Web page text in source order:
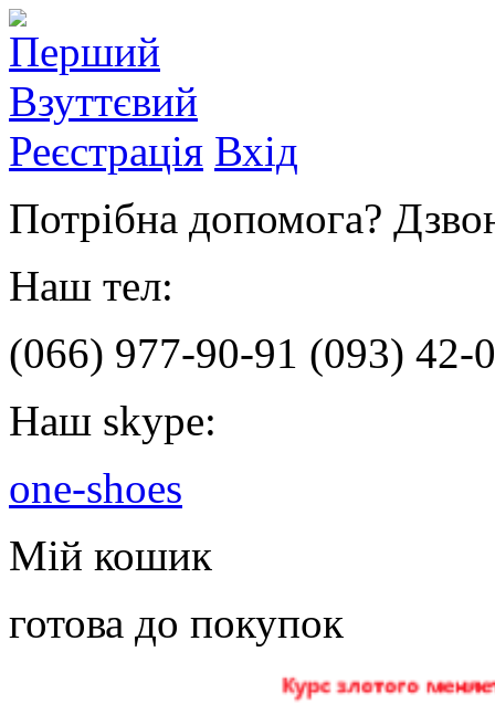
Реєстрація Вхід
Потрібна допомога?
Наш тел:
(066) 977-90-91 (093) 42-
Наш skype:
one-shoes
Мій кошик
готова до покупок